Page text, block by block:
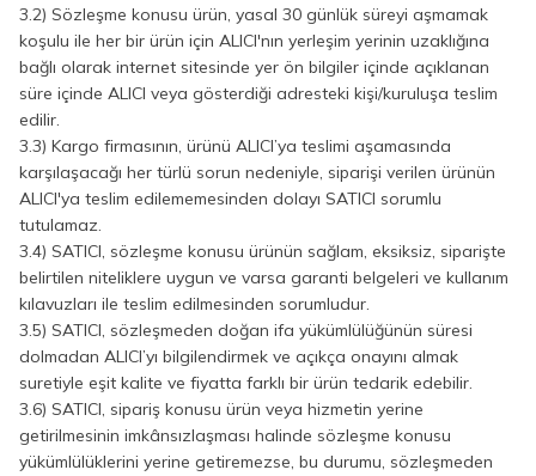
3.2) Sözleşme konusu ürün, yasal 30 günlük süreyi aşmamak
koşulu ile her bir ürün için ALICI'nın yerleşim yerinin uzaklığına
bağlı olarak internet sitesinde yer ön bilgiler içinde açıklanan
süre içinde ALICI veya gösterdiği adresteki kişi/kuruluşa teslim
edilir.
3.3) Kargo firmasının, ürünü ALICI’ya teslimi aşamasında
karşılaşacağı her türlü sorun nedeniyle, siparişi verilen ürünün
ALICI'ya teslim edilememesinden dolayı SATICI sorumlu
tutulamaz.
3.4) SATICI, sözleşme konusu ürünün sağlam, eksiksiz, siparişte
belirtilen niteliklere uygun ve varsa garanti belgeleri ve kullanım
kılavuzları ile teslim edilmesinden sorumludur.
3.5) SATICI, sözleşmeden doğan ifa yükümlülüğünün süresi
dolmadan ALICI’yı bilgilendirmek ve açıkça onayını almak
suretiyle eşit kalite ve fiyatta farklı bir ürün tedarik edebilir.
3.6) SATICI, sipariş konusu ürün veya hizmetin yerine
getirilmesinin imkânsızlaşması halinde sözleşme konusu
yükümlülüklerini yerine getiremezse, bu durumu, sözleşmeden